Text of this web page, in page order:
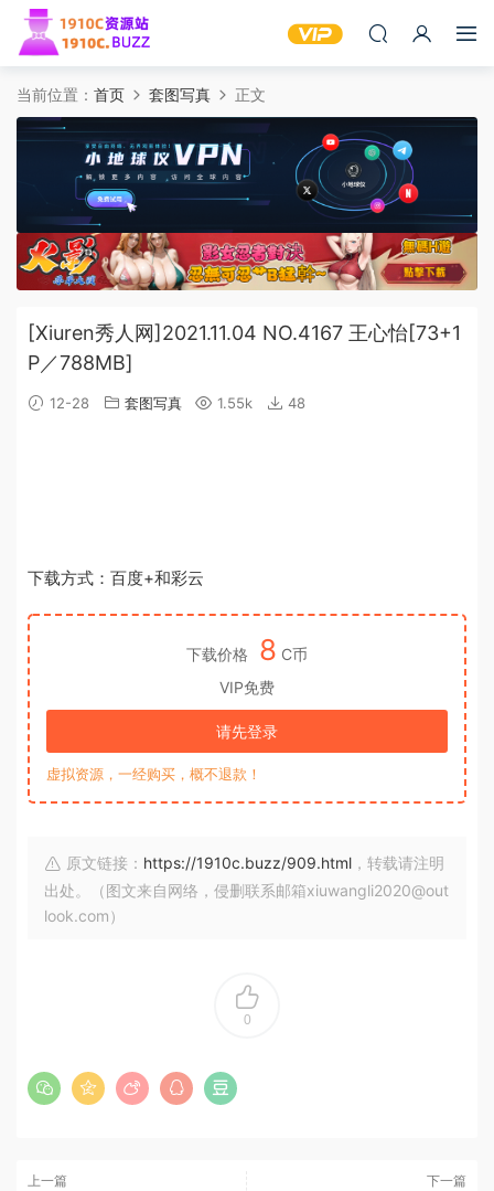
当前位置： 首页 套图写真 正文
[Xiuren秀人网]2021.11.04 NO.4167 王心怡[73+1
P／788MB]
12-28 套图写真 1.55k 48
下载方式：百度+和彩云
下载价格 8 C币
VIP免费
请先登录
虚拟资源，一经购买，概不退款！
原文链接： https://1910c.buzz/909.html ，转载请注明
出处。（图文来自网络，侵删联系邮箱xiuwangli2020@out
look.com）
0
上一篇 下一篇